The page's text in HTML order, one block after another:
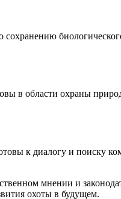
в области охраны
к диалогу и поиску
мнении и
охоты в будущем.